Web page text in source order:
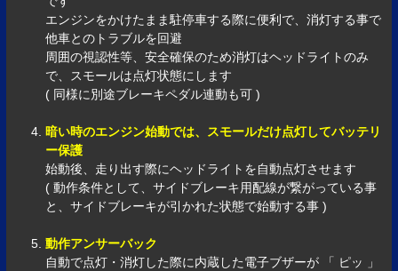
エンジンをかけたまま駐停車する際に便利で、消灯する事で
他車とのトラブルを回避
周囲の視認性等、安全確保のため消灯はヘッドライトのみ
で、スモールは点灯状態にします
( 同様に別途ブレーキペダル連動も可 )
暗い時のエンジン始動では、スモールだけ点灯してバッテリ
ー保護
始動後、走り出す際にヘッドライトを自動点灯させます
( 動作条件として、サイドブレーキ用配線が繋がっている事
と、サイドブレーキが引かれた状態で始動する事 )
動作アンサーバック
自動で点灯・消灯した際に内蔵した電子ブザーが 「 ピッ 」